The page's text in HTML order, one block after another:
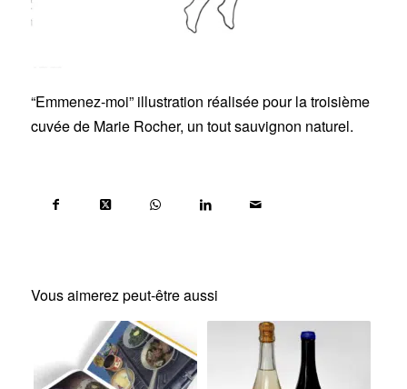
“Emmenez-moi” illustration réalisée pour la troisième
cuvée de Marie Rocher, un tout sauvignon naturel.
Vous aimerez peut-être aussi